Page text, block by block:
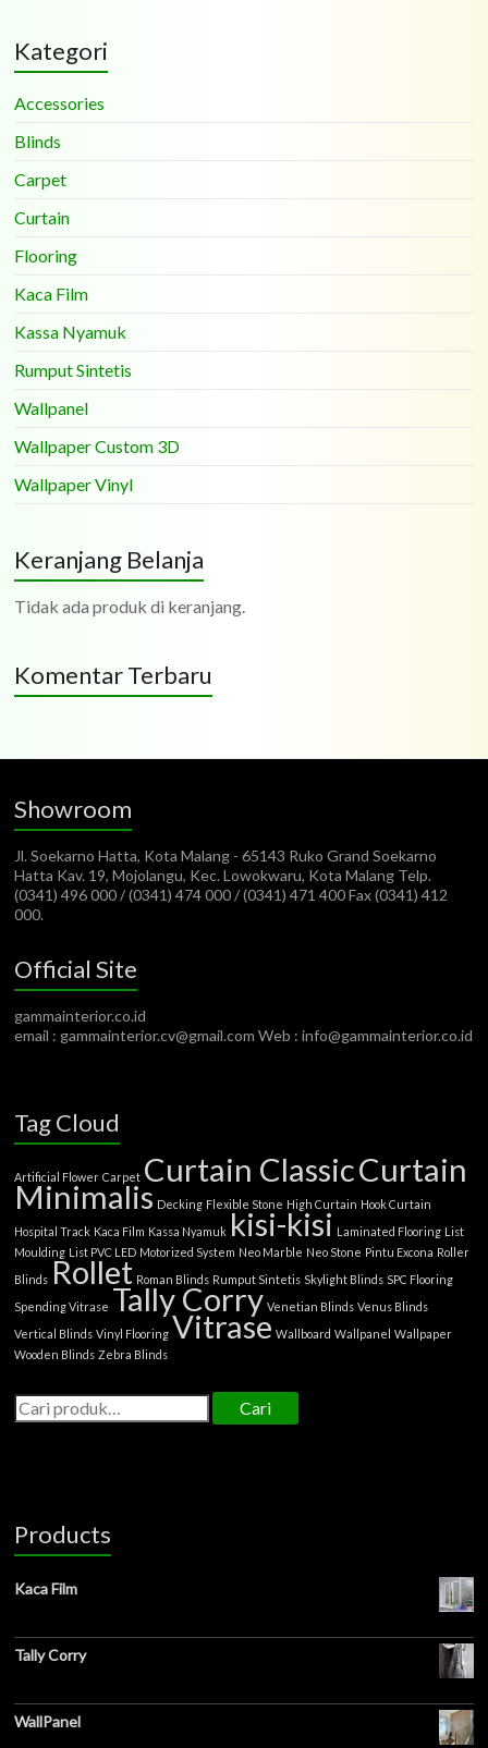
Kategori
Accessories
Blinds
Carpet
Curtain
Flooring
Kaca Film
Kassa Nyamuk
Rumput Sintetis
Wallpanel
Wallpaper Custom 3D
Wallpaper Vinyl
Keranjang Belanja
Tidak ada produk di keranjang.
Komentar Terbaru
Showroom
Jl. Soekarno Hatta, Kota Malang - 65143 Ruko Grand Soekarno
Hatta Kav. 19, Mojolangu, Kec. Lowokwaru, Kota Malang Telp.
(0341) 496 000 / (0341) 474 000 / (0341) 471 400 Fax (0341) 412
000.
Official Site
gammainterior.co.id
email : gammainterior.cv@gmail.com Web : info@gammainterior.co.id
Tag Cloud
Artificial Flower Carpet Curtain ClassicCurtain
Minimalis Decking Flexible Stone High Curtain Hook Curtain
Hospital Track Kaca Film Kassa Nyamuk kisi-kisi Laminated Flooring List
Moulding List PVC LED Motorized System Neo Marble Neo Stone Pintu Excona Roller
Blinds Rollet Roman Blinds Rumput Sintetis Skylight Blinds SPC Flooring
Spending Vitrase Tally Corry Venetian Blinds Venus Blinds
Vertical Blinds Vinyl Flooring Vitrase Wallboard Wallpanel Wallpaper
Wooden Blinds Zebra Blinds
Cari
Products
Kaca Film
Tally Corry
WallPanel